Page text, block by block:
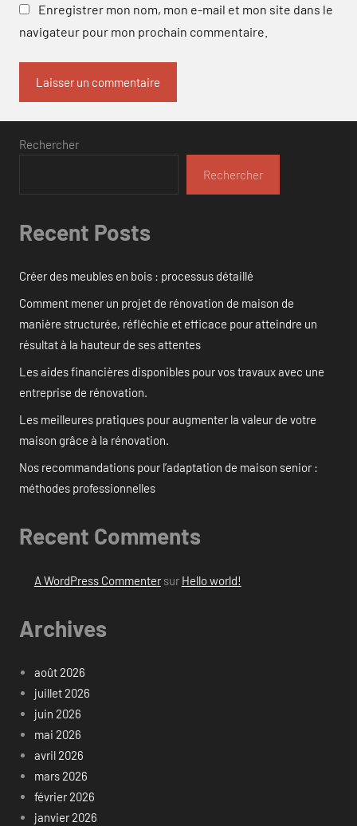
Enregistrer mon nom, mon e-mail et mon site dans le
navigateur pour mon prochain commentaire.
Rechercher
Rechercher
Recent Posts
Créer des meubles en bois : processus détaillé
Comment mener un projet de rénovation de maison de
manière structurée, réfléchie et efficace pour atteindre un
résultat à la hauteur de ses attentes
Les aides financières disponibles pour vos travaux avec une
entreprise de rénovation.
Les meilleures pratiques pour augmenter la valeur de votre
maison grâce à la rénovation.
Nos recommandations pour l’adaptation de maison senior :
méthodes professionnelles
Recent Comments
A WordPress Commentersur Hello world!
Archives
août 2026
juillet 2026
juin 2026
mai 2026
avril 2026
mars 2026
février 2026
janvier 2026